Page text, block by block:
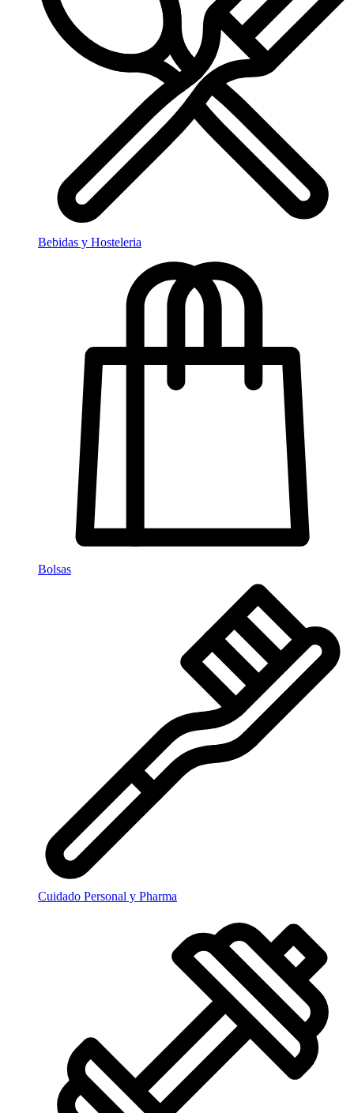
Bebidas y Hosteleria
Bolsas
Cuidado Personal y Pharma